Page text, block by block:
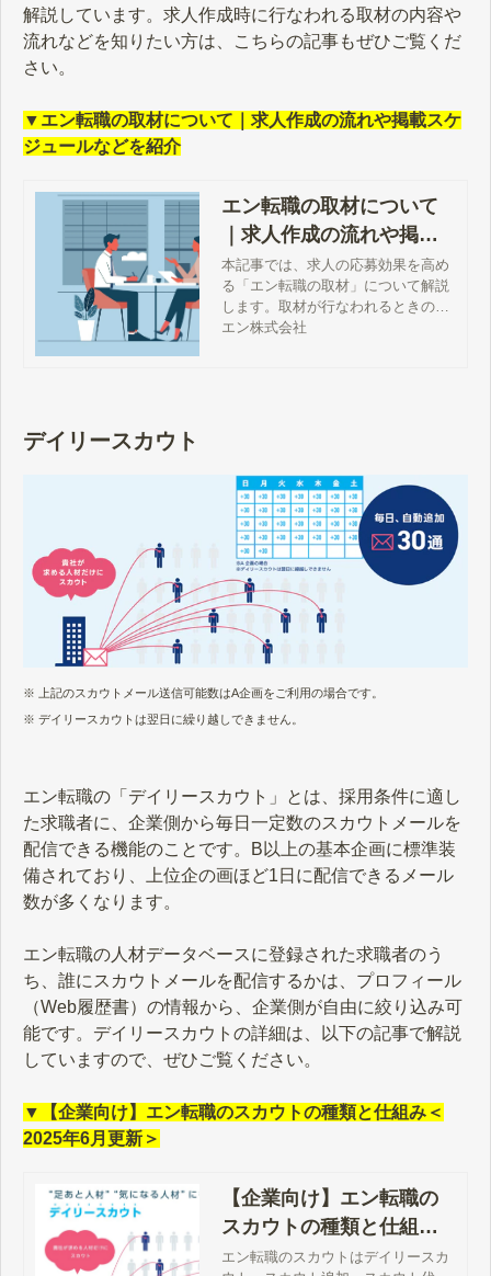
解説しています。求人作成時に行なわれる取材の内容や
流れなどを知りたい方は、こちらの記事もぜひご覧くだ
さい。
▼エン転職の取材について｜求人作成の流れや掲載スケ
ジュールなどを紹介
エン転職の取材について
｜求人作成の流れや掲載
スケジュールなどを紹介
本記事では、求人の応募効果を高め
る「エン転職の取材」について解説
します。取材が行なわれるときの流
れや求人の掲載スケジュール、取材
エン株式会社
デイリースカウト
※ 上記のスカウトメール送信可能数はA企画をご利用の場合です。
※ デイリースカウトは翌日に繰り越しできません。
エン転職の「デイリースカウト」とは、採用条件に適し
た求職者に、企業側から毎日一定数のスカウトメールを
配信できる機能のことです。B以上の基本企画に標準装
備されており、上位企の画ほど1日に配信できるメール
数が多くなります。
エン転職の人材データベースに登録された求職者のう
ち、誰にスカウトメールを配信するかは、プロフィール
（Web履歴書）の情報から、企業側が自由に絞り込み可
能です。デイリースカウトの詳細は、以下の記事で解説
していますので、ぜひご覧ください。
▼【企業向け】エン転職のスカウトの種類と仕組み＜
2025年6月更新＞
【企業向け】エン転職の
スカウトの種類と仕組み
＜2026年2月更新＞
エン転職のスカウトはデイリースカ